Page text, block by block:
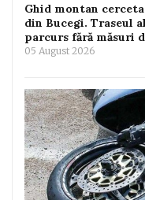
Ghid montan
din Bucegi. Traseul
parcurs fără măsuri
05 August 2026